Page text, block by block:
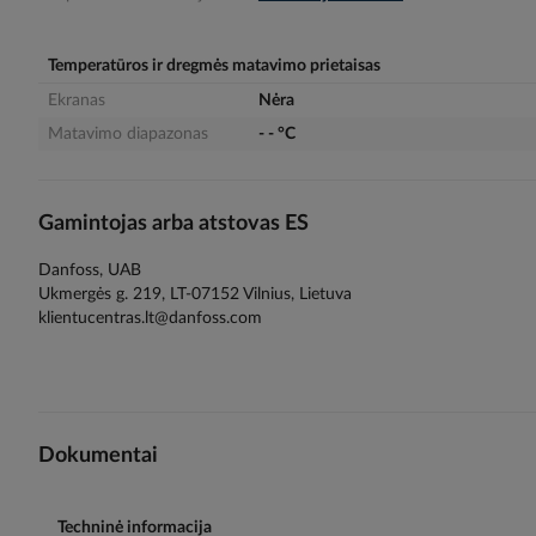
Temperatūros ir dregmės matavimo prietaisas
Ekranas
Nėra
Matavimo diapazonas
- - °C
Gamintojas arba atstovas ES
Danfoss, UAB
Ukmergės g. 219, LT-07152 Vilnius, Lietuva
klientucentras.lt@danfoss.com
Dokumentai
Techninė informacija